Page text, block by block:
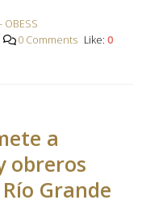
0 Comments Like:0
a
obreros
Grande